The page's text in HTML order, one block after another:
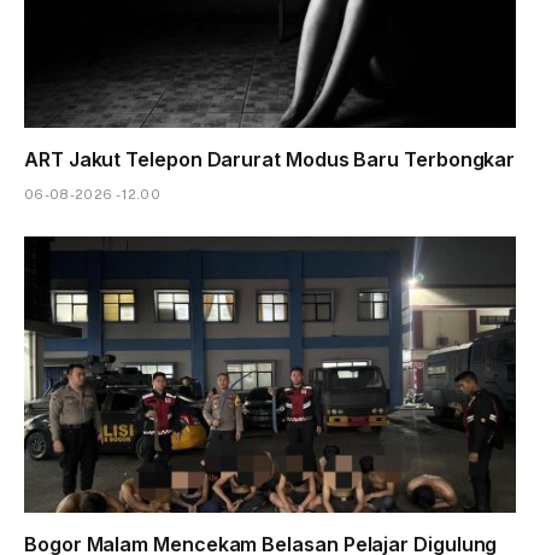
ART Jakut Telepon Darurat Modus Baru Terbongkar
06-08-2026 - 12.00
Bogor Malam Mencekam Belasan Pelajar Digulung